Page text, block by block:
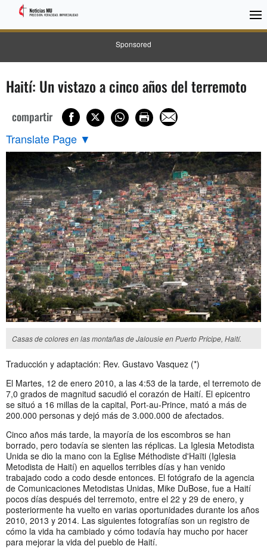
Sponsored
Haití: Un vistazo a cinco años del terremoto
compartir
Translate Page ▼
Casas de colores en las montañas de Jalousie en Puerto Prícipe, Haití.
Traducción y adaptación: Rev. Gustavo Vasquez (*)
El Martes, 12 de enero 2010, a las 4:53 de la tarde, el terremoto de
7,0 grados de magnitud sacudió el corazón de Haití. El epicentro
se situó a 16 millas de la capital, Port-au-Prince, mató a más de
200.000 personas y dejó más de 3.000.000 de afectados.
Cinco años más tarde, la mayoría de los escombros se han
borrado, pero todavía se sienten las réplicas. La Iglesia Metodista
Unida se dio la mano con la Eglise Méthodiste d'Haïti (Iglesia
Metodista de Haití) en aquellos terribles días y han venido
trabajado codo a codo desde entonces. El fotógrafo de la agencia
de Comunicaciones Metodistas Unidas, Mike DuBose, fue a Haití
pocos días después del terremoto, entre el 22 y 29 de enero, y
posteriormente ha vuelto en varias oportunidades durante los años
2010, 2013 y 2014. Las siguientes fotografías son un registro de
cómo la vida ha cambiado y cómo todavía hay mucho por hacer
para mejorar la vida del pueblo de Haití.